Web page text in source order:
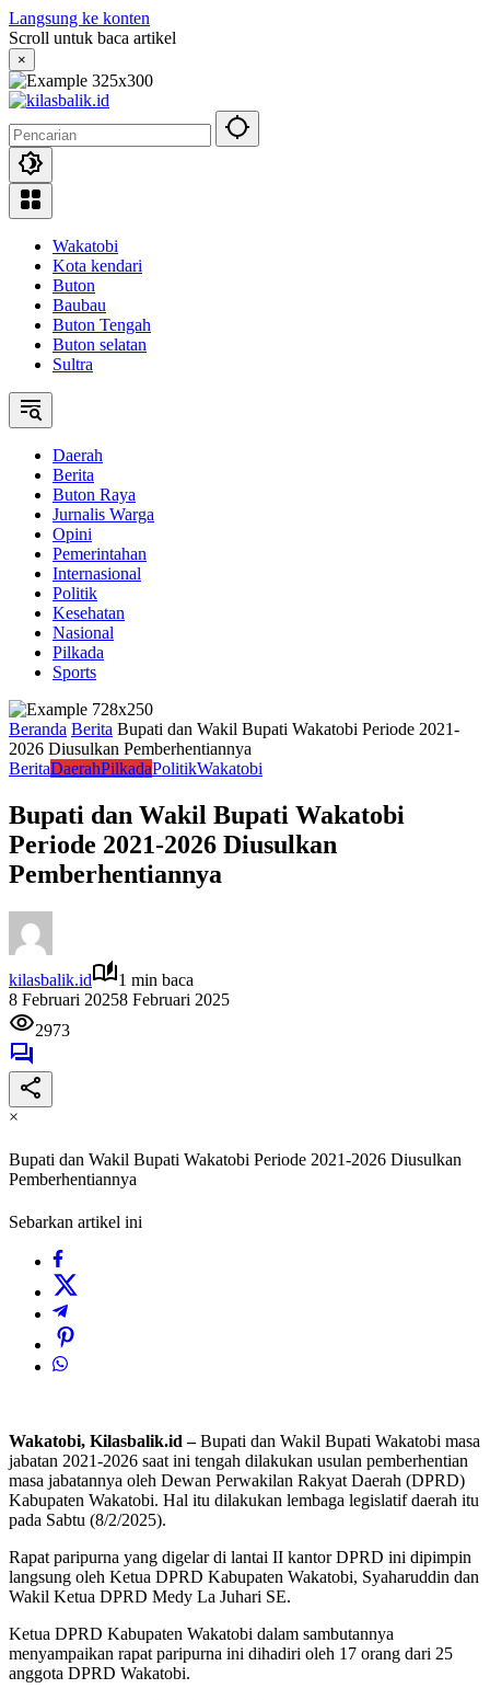
Langsung ke konten
Scroll untuk baca artikel
×
Wakatobi
Kota kendari
Buton
Baubau
Buton Tengah
Buton selatan
Sultra
Daerah
Berita
Buton Raya
Jurnalis Warga
Opini
Pemerintahan
Internasional
Politik
Kesehatan
Nasional
Pilkada
Sports
Beranda Berita Bupati dan Wakil Bupati Wakatobi Periode 2021-
2026 Diusulkan Pemberhentiannya
BeritaDaerahPilkadaPolitikWakatobi
Bupati dan Wakil Bupati Wakatobi
Periode 2021-2026 Diusulkan
Pemberhentiannya
kilasbalik.id
1 min baca
8 Februari 20258 Februari 2025
2973
×
Bupati dan Wakil Bupati Wakatobi Periode 2021-2026 Diusulkan
Pemberhentiannya
Sebarkan artikel ini
Wakatobi, Kilasbalik.id –Bupati dan Wakil Bupati Wakatobi masa
jabatan 2021-2026 saat ini tengah dilakukan usulan pemberhentian
masa jabatannya oleh Dewan Perwakilan Rakyat Daerah (DPRD)
Kabupaten Wakatobi. Hal itu dilakukan lembaga legislatif daerah itu
pada Sabtu (8/2/2025).
Rapat paripurna yang digelar di lantai II kantor DPRD ini dipimpin
langsung oleh Ketua DPRD Kabupaten Wakatobi, Syaharuddin dan
Wakil Ketua DPRD Medy La Juhari SE.
Ketua DPRD Kabupaten Wakatobi dalam sambutannya
menyampaikan rapat paripurna ini dihadiri oleh 17 orang dari 25
anggota DPRD Wakatobi.